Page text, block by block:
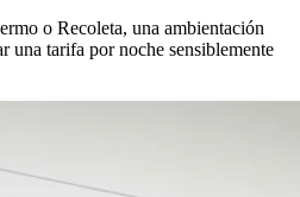
o Recoleta, una ambientación
una tarifa por noche sensiblemente